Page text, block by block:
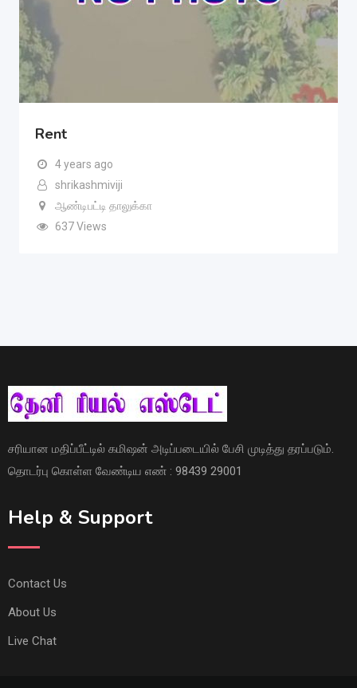
Rent
4 years ago
shrikashmiviji
ஆண்டிபட்டி தாலுக்கா
637 Views
சரியான மதிப்பீட்டில் கமிஷன் அடிப்படையில் பேசி முடித்து தரப்படும்.
தொடர்பு கொள்ள வேண்டிய எண் : 98439 29001
Help & Support
Contact Us
About Us
Live Chat